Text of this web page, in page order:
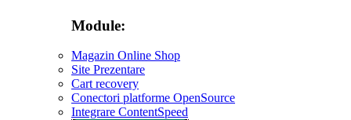
Module:
Magazin Online Shop
Site Prezentare
Cart recovery
Conectori platforme OpenSource
Integrare ContentSpeed